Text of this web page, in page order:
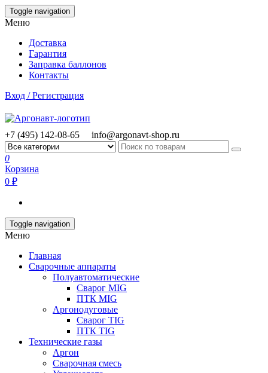
Skip
to
content
Toggle navigation
Меню
Доставка
Гарантия
Заправка баллонов
Контакты
Вход / Регистрация
+7 (495) 142-08-65 info@argonavt-shop.ru
0
Корзина
0 ₽
Toggle navigation
Меню
Главная
Сварочные аппараты
Полуавтоматические
Сварог MIG
ПТК MIG
Аргонодуговые
Сварог TIG
ПТК TIG
Технические газы
Аргон
Сварочная смесь